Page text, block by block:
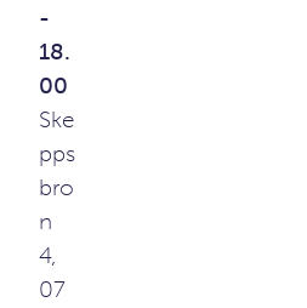
-
18.
00
Ske
pps
bro
n
4,
07